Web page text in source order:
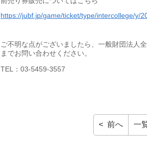
https://jubf.jp/game/ticket/type/intercollege/y/
ご不明な点がございましたら、一般財団法
までお問い合わせください。
TEL：03-5459-3557
< 前へ 一